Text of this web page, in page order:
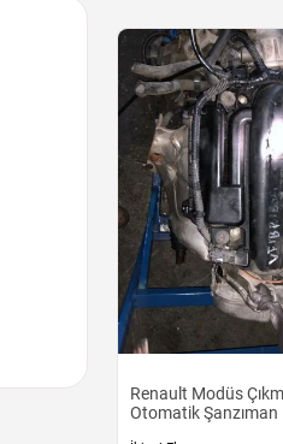
Renault Modüs
Otomatik Şanzıman